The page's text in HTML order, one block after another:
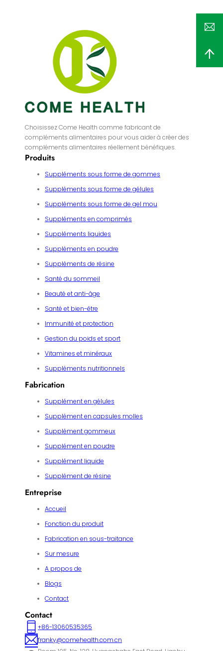
Choisissez Come Health comme fabricant de
compléments alimentaires pour vous aider à créer des
compléments alimentaires réellement bénéfiques.
Produits
Suppléments sous forme de gommes
Suppléments sous forme de gélules
Suppléments sous forme de gel mou
Suppléments en comprimés
Suppléments liquides
Suppléments en poudre
Suppléments de résine
Santé du sommeil
Beauté et anti-âge
Santé et bien-être
Immunité et protection
Gestion du poids et sport
Vitamines et minéraux
Suppléments nutritionnels
Fabrication
Supplément en gélules
Supplément en capsules molles
Supplément gommeux
Supplément en poudre
Supplément liquide
Supplément de résine
Entreprise
Accueil
Fonction du produit
Fabrication en sous-traitance
Sur mesure
A propos de
Blogs
Contact
Contact
+86-13060535365
franky@comehealth.com.cn